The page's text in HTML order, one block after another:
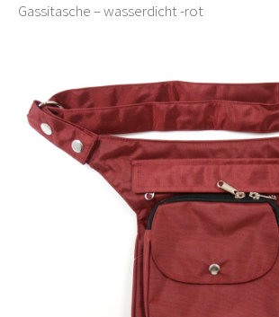
Gassitasche – wasserdicht -rot